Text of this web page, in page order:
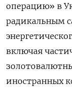
операцию» в
радикальным
включая
иностранных